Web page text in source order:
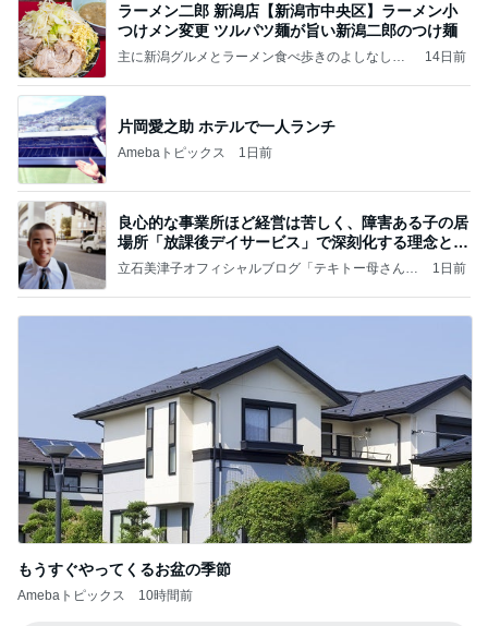
ラーメン二郎 新潟店【新潟市中央区】ラーメン小
つけメン変更 ツルパツ麺が旨い新潟二郎のつけ麺
主に新潟グルメとラーメン食べ歩きのよしなしご
14日前
片岡愛之助 ホテルで一人ランチ
Amebaトピックス 1日前
良心的な事業所ほど経営は苦しく、障害ある子の居
場所「放課後デイサービス」で深刻化する理念と現
実の
立石美津子オフィシャルブログ「テキトー母さんの
1日前
もうすぐやってくるお盆の季節
Amebaトピックス 10時間前